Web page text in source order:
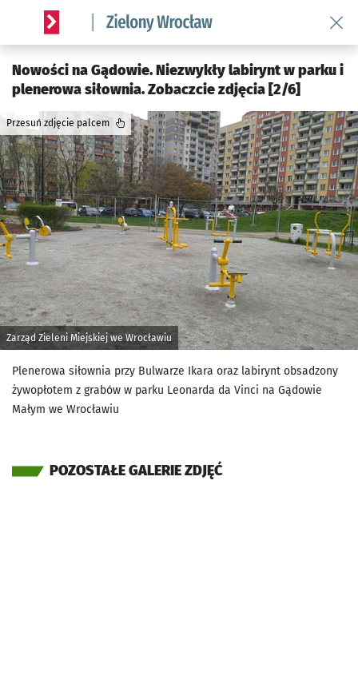
Serwis informacyjny wroclaw.pl podserwis: Środowisko we
Nowości na Gądowie. Niezwykły labirynt w parku i
plenerowa siłownia. Zobaczcie zdjęcia [2/6]
Zarząd Zieleni Miejskiej we Wrocławiu
Przesuń zdjęcie palcem
Plenerowa siłownia przy Bulwarze Ikara oraz labirynt obsadzony
żywopłotem z grabów w parku Leonarda da Vinci na Gądowie
Małym we Wrocławiu
POZOSTAŁE GALERIE ZDJĘĆ